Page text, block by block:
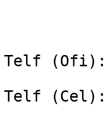
Telf (Ofi):
Telf (Cel):